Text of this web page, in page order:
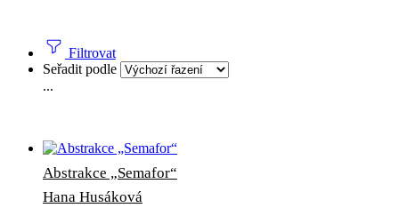
Filtrovat
Seřadit podle
...
Abstrakce „Semafor“
Hana Husáková